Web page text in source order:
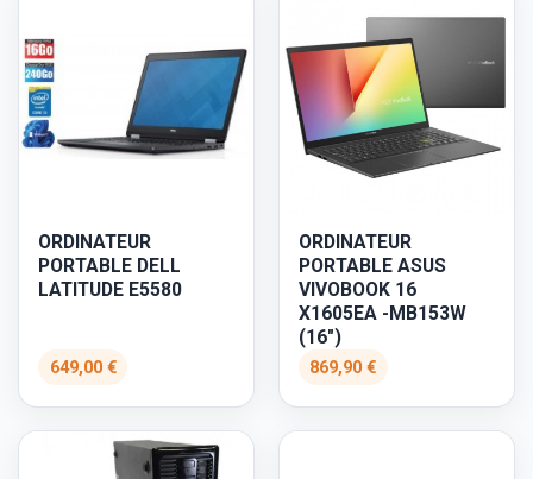
ORDINATEUR
PORTABLE DELL
LATITUDE E5580
649,00 €
ORDINATEUR
PORTABLE ASUS
VIVOBOOK 16
X1605EA -MB153W
(16")
869,90 €